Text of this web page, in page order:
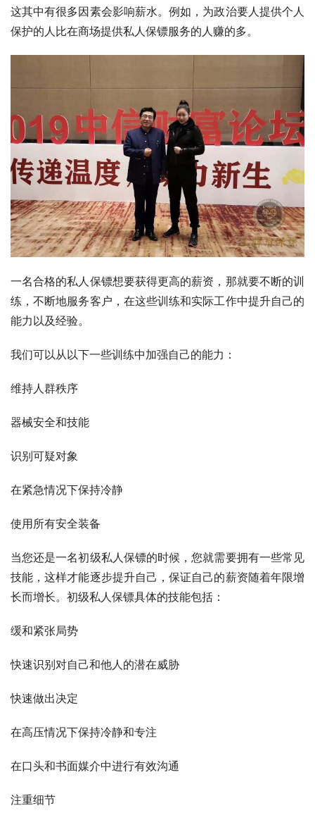
这其中有很多因素会影响薪水。例如，为政治要人提供个人
保护的人比在商场提供私人保镖服务的人赚的多。
一名合格的私人保镖想要获得更高的薪资，那就要不断的训
练，不断地服务客户，在这些训练和实际工作中提升自己的
能力以及经验。
我们可以从以下一些训练中加强自己的能力：
维持人群秩序
器械安全和技能
识别可疑对象
在紧急情况下保持冷静
使用所有安全装备
当您还是一名初级私人保镖的时候，您就需要拥有一些常见
技能，这样才能逐步提升自己，保证自己的薪资随着年限增
长而增长。初级私人保镖具体的技能包括：
缓和紧张局势
快速识别对自己和他人的潜在威胁
快速做出决定
在高压情况下保持冷静和专注
在口头和书面媒介中进行有效沟通
注重细节